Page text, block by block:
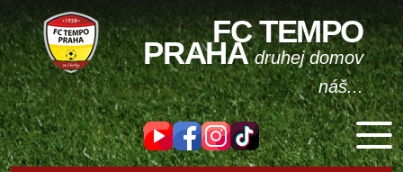
FC TEMPO
PRAHAdruhej domov
náš...